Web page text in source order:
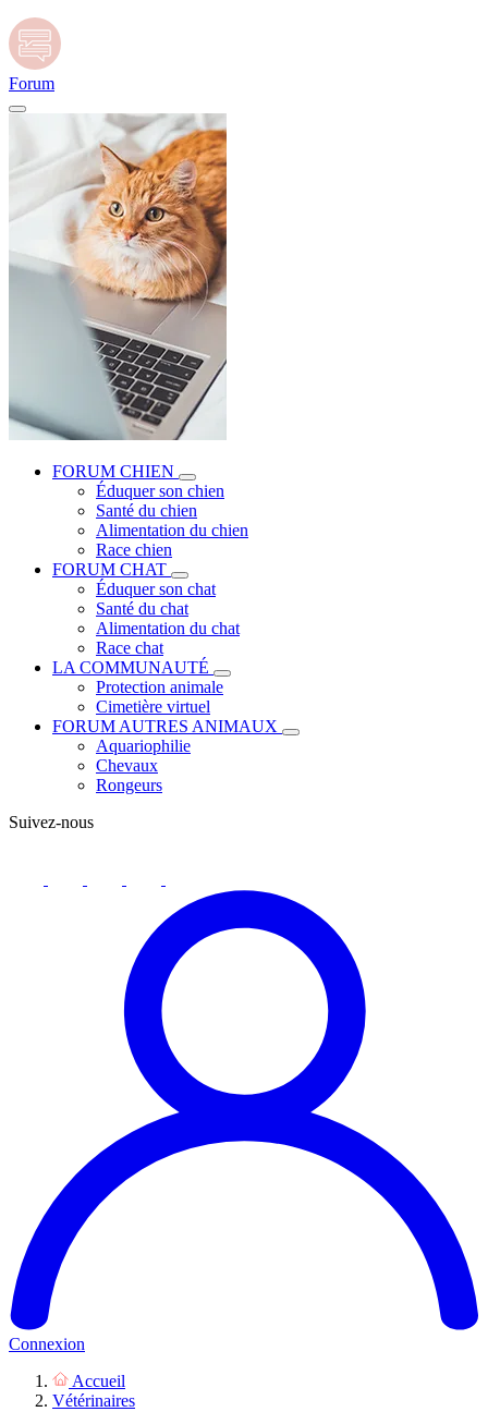
Forum
FORUM CHIEN
Éduquer son chien
Santé du chien
Alimentation du chien
Race chien
FORUM CHAT
Éduquer son chat
Santé du chat
Alimentation du chat
Race chat
LA COMMUNAUTÉ
Protection animale
Cimetière virtuel
FORUM AUTRES ANIMAUX
Aquariophilie
Chevaux
Rongeurs
Suivez-nous
Connexion
Accueil
Vétérinaires